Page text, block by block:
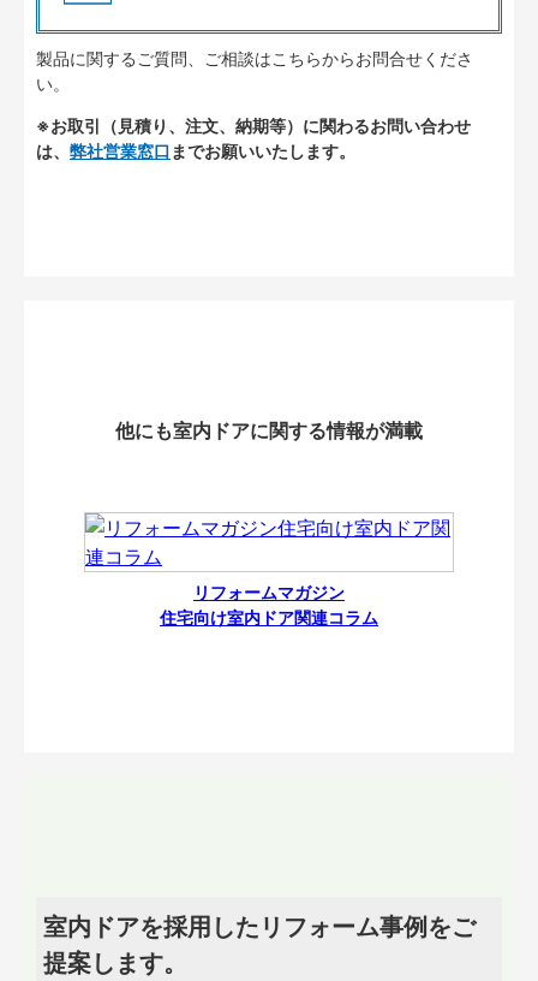
製品に関するご質問、ご相談はこちらからお問合せくださ
い。
※お取引（見積り、注文、納期等）に関わるお問い合わせ
は、 弊社営業窓口 までお願いいたします。
他にも室内ドアに関する情報が満載
リフォームマガジン
住宅向け室内ドア関連コラム
室内ドアを採用したリフォーム事例をご
提案します。